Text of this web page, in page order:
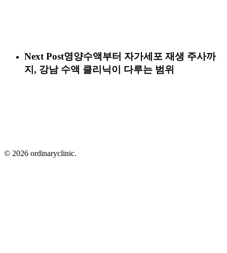
Next Post영양수액부터 자가세포 재생 주사까
지, 강남 수액 클리닉이 다루는 범위
© 2026 ordinaryclinic.